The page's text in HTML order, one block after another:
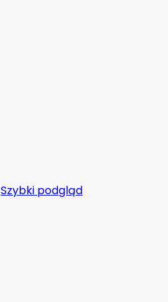
Szybki podgląd